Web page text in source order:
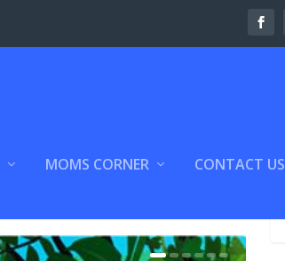
MOMS CORNER CONTACT US